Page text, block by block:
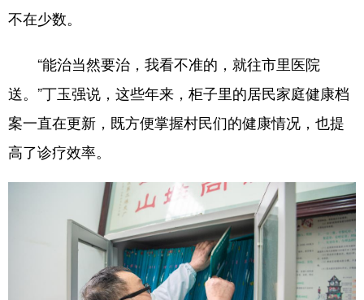
不在少数。
“能治当然要治，我看不准的，就往市里医院
送。”丁玉强说，这些年来，柜子里的居民家庭健康档
案一直在更新，既方便掌握村民们的健康情况，也提
高了诊疗效率。